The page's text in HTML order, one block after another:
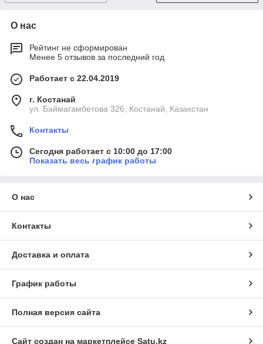
О нас
Рейтинг не сформирован
Менее 5 отзывов за последний год
Работает с 22.04.2019
г. Костанай
ул. Баймагамбетова 326, Костанай, Казахстан
Контакты
Сегодня работает с 10:00 до 17:00
Показать весь график работы
О нас
Контакты
Доставка и оплата
График работы
Полная версия сайта
Сайт создан на маркетплейсе Satu.kz